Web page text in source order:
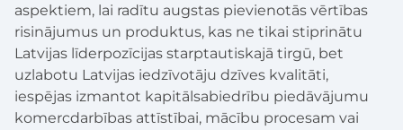
aspektiem, lai radītu augstas pievienotās vērtības
risinājumus un produktus, kas ne tikai stiprinātu
Latvijas līderpozīcijas starptautiskajā tirgū, bet
uzlabotu Latvijas iedzīvotāju dzīves kvalitāti,
iespējas izmantot kapitālsabiedrību piedāvājumu
komercdarbības attīstībai, mācību procesam vai